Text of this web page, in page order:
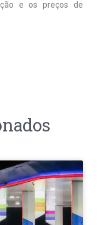
e os preços de